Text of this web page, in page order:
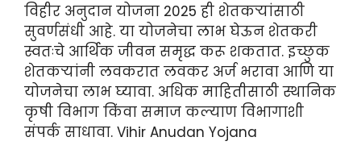
विहीर अनुदान योजना 2025 ही शेतकऱ्यांसाठी
सुवर्णसंधी आहे. या योजनेचा लाभ घेऊन शेतकरी
स्वतःचे आर्थिक जीवन समृद्ध करू शकतात. इच्छुक
शेतकऱ्यांनी लवकरात लवकर अर्ज भरावा आणि या
योजनेचा लाभ घ्यावा. अधिक माहितीसाठी स्थानिक
कृषी विभाग किंवा समाज कल्याण विभागाशी
संपर्क साधावा. Vihir Anudan Yojana